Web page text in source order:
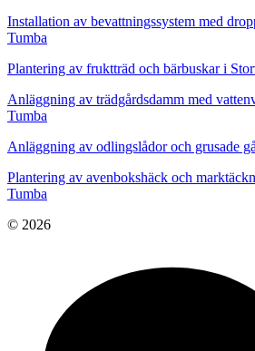
Installation av bevattningssystem med
Tumba
Plantering av fruktträd och bärbuskar i
Anläggning av trädgårdsdamm med
Tumba
Anläggning av odlingslådor och grusade
Plantering av avenbokshäck och
Tumba
© 2026